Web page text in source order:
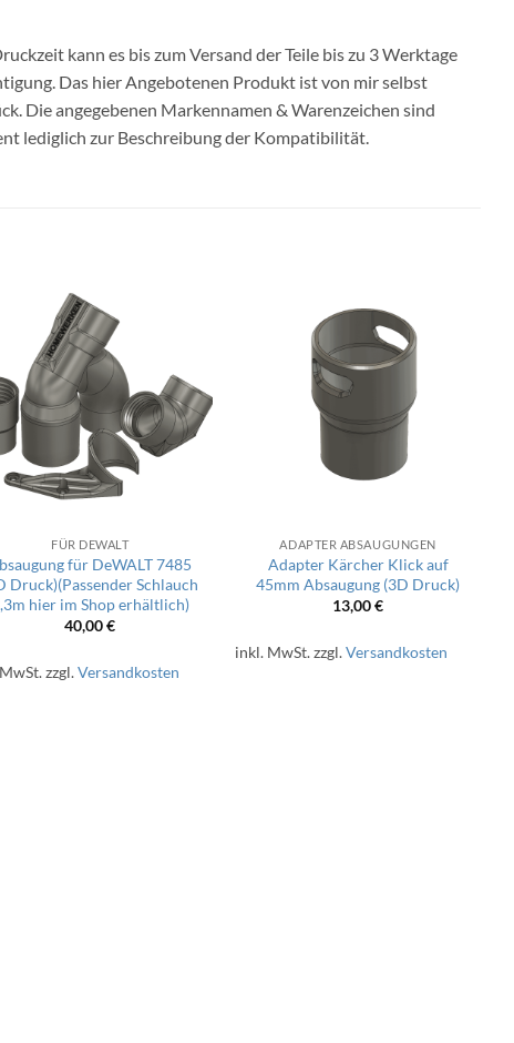
kann es bis zum Versand der Teile bis zu 3 Werktage
Das hier Angebotenen Produkt ist von mir selbst
Die angegebenen Markennamen & Warenzeichen sind
lediglich zur Beschreibung der Kompatibilität.
FÜR DEWALT
für DeWALT 7485
Druck)(Passender Schlauch
hier im Shop erhältlich)
40,00€
zzgl.Versandkosten
ADAPTER ABSAUGUNGEN
Adapter Kärcher Klick auf
45mm Absaugung (3D Druck)
13,00€
inkl. MwSt.zzgl.Versandkosten